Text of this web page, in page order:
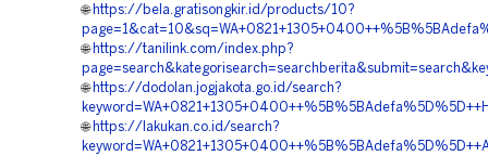
🌐 https://bela.gratisongkir.id/products/10?
🌐 https://tanilink.com/index.php?
🌐 https://dodolan.jogjakota.go.id/search?
🌐 https://lakukan.co.id/search?